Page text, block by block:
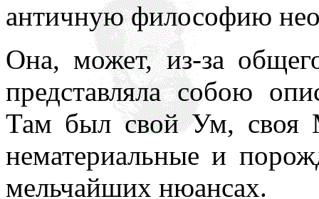
античную философию
Она, может, из-за
представляла собою
Там был свой Ум, своя
нематериальные и
мельчайших нюансах.